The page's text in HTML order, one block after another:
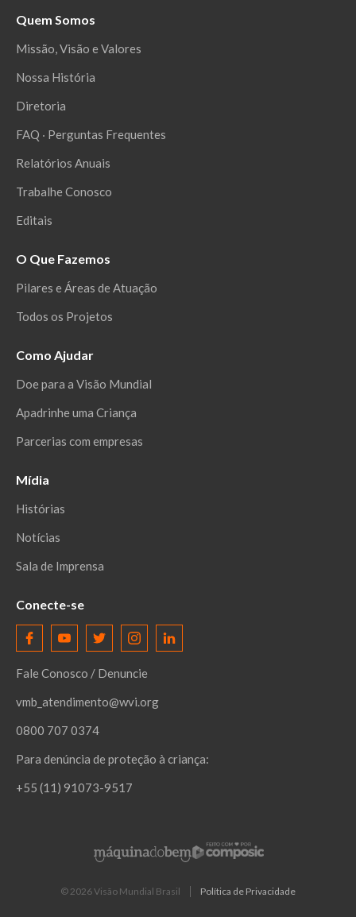
Quem Somos
Missão, Visão e Valores
Nossa História
Diretoria
FAQ ‧ Perguntas Frequentes
Relatórios Anuais
Trabalhe Conosco
Editais
O Que Fazemos
Pilares e Áreas de Atuação
Todos os Projetos
Como Ajudar
Doe para a Visão Mundial
Apadrinhe uma Criança
Parcerias com empresas
Mídia
Histórias
Notícias
Sala de Imprensa
Conecte-se
Fale Conosco / Denuncie
vmb_atendimento@wvi.org
0800 707 0374
Para denúncia de proteção à criança:
+55 (11) 91073-9517
© 2026Visão Mundial Brasil Política de Privacidade